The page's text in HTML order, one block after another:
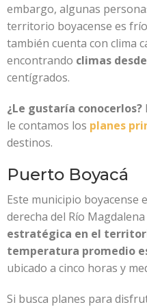
embargo, algunas
territorio boyacense es
también cuenta con clima
encontrando climas
centígrados.
¿Le gustaría conocerlos?
le contamos los planes
destinos.
Puerto Boyacá
Este municipio boyacense
derecha del Río
estratégica en el
temperatura promedio
ubicado a cinco horas y
Si busca planes para